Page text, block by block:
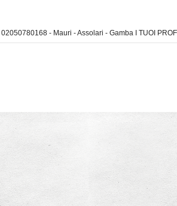
02050780168 - Mauri - Assolari - Gamba I TUOI